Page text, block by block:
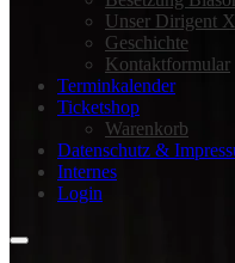
Unser Dirigent
Geschichte
Kontaktformular
Terminkalender
Ticketshop
Warenkorb
Datenschutz &
Internes
Login